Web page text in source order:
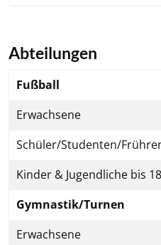
Abteilungen
Fußball
Erwachsene
Schüler/Studenten/
Kinder & Jugendliche bis
Gymnastik/Turnen
Erwachsene